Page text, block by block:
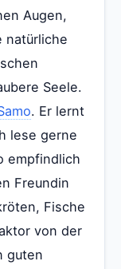
Augen,
natürliche
Seele.
. Er lernt
lese gerne
empfindlich
Freundin
Fische
von der
guten